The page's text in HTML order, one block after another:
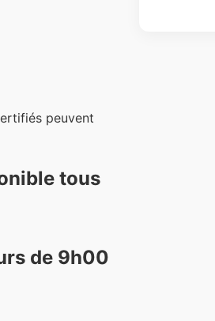
peuvent
tous
de 9h00